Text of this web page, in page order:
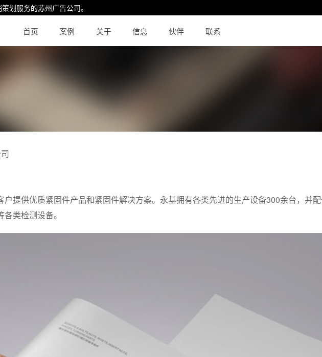
划服务的苏州广告公司。
首页 案例 关于 信息 伙伴 联系
提供优质紧固件产品和紧固件解决方案。永基拥有各类先进的生产设备300余台，并
类检测设备。